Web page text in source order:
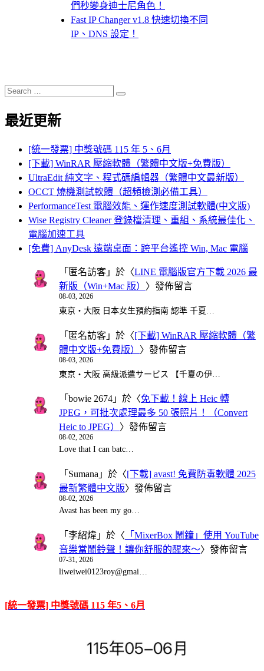
們秒變身迪士尼角色！
Fast IP Changer v1.8 快速切換不同
IP、DNS 設定！
Search
for:
Search
最近更新
[統一發票] 中獎號碼 115 年 5、6月
[下載] WinRAR 壓縮軟體（繁體中文版+免費版）
UltraEdit 純文字、程式碼編輯器（繁體中文最新版）
OCCT 燒機測試軟體（超頻檢測必備工具）
PerformanceTest 電腦效能、運作速度測試軟體(中文版)
Wise Registry Cleaner 登錄檔清理、重組、系統最佳化、
電腦加速工具
[免費] AnyDesk 遠端桌面：跨平台遙控 Win, Mac 電腦
「 匿名訪客 」於〈LINE 電腦版官方下載 2026 最
新版（Win+Mac 版） 〉發佈留言
08-03, 2026
東京・大阪 日本女生預約指南 認準 千夏…
「 匿名訪客 」於〈[下載] WinRAR 壓縮軟體（繁
體中文版+免費版） 〉發佈留言
08-03, 2026
東京・大阪 高級派遣サービス 【千夏の伊…
「 bowie 2674 」於〈免下載！線上 Heic 轉
JPEG，可批次處理最多 50 張照片！（Convert
Heic to JPEG） 〉發佈留言
08-02, 2026
Love that I can batc…
「 Sumana 」於〈[下載] avast! 免費防毒軟體 2025
最新繁體中文版〉發佈留言
08-02, 2026
Avast has been my go…
「 李紹煒 」於〈 「MixerBox 鬧鐘」使用 YouTube
音樂當鬧鈴聲！讓你舒服的醒來～〉發佈留言
07-31, 2026
liweiwei0123roy@gmai…
[統一發票] 中獎號碼 115 年5、6月